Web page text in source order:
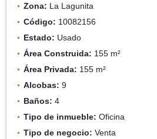
Zona: La Lagunita
Código: 10082156
Estado: Usado
Área Construida: 155 m²
Área Privada: 155 m²
Alcobas: 9
Baños: 4
Tipo de inmueble: Oficina
Tipo de negocio: Venta